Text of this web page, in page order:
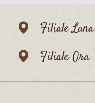
Filiale Lana
Filiale Ora